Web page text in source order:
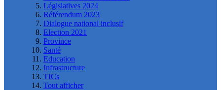
Législatives 2024
Référendum 2023
Dialogue national inclusif
Election 2021
Province
Santé
Education
Infrastructure
TICs
Tout afficher